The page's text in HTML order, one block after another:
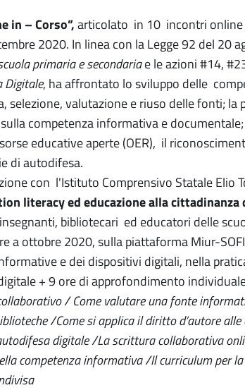
in – Corso”,articolato in 10 incontri
2020. In linea con la Legge 92 del 20
primaria e secondariae le azioni #14,
Digitale, ha affrontato lo sviluppo delle
selezione, valutazione e riuso delle fonti;
competenza informativa e
educative aperte (OER), il
di autodifesa.
con l'Istituto Comprensivo Statale Elio
literacy ed educazione alla cittadinanza
bibliotecari ed educatori delle
a ottobre 2020, sulla piattaforma Miur-
e dei dispositivi digitali, nella
+ 9 ore di approfondimento
/ Come valutare una fonte
/Come si applica il diritto d’autore alle
digitale /La scrittura collaborativa
competenza informativa /Il curriculum per